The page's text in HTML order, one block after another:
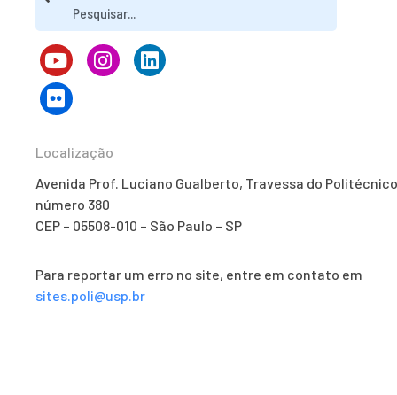
Localização
Avenida Prof. Luciano Gualberto, Travessa do
número 380
CEP – 05508-010 – São Paulo – SP
Para reportar um erro no site, entre em contato em
sites.poli@usp.br